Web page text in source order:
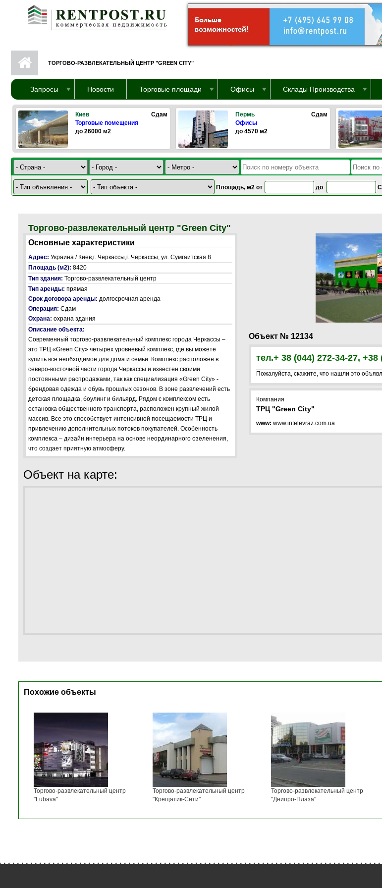
Перейти к основному содержанию
ТОРГОВО-РАЗВЛЕКАТЕЛЬНЫЙ ЦЕНТР "GREEN CITY"
Запросы Новости Торговые площади Офисы Склады Производства
Киев
Сдам
Торговые помещения
до 26000 м2
Пермь
Сдам
Офисы
до 4570 м2
Площадь, м2 от до
Объект № 12134
тел.+ 38 (044) 272-34-27, +38
Пожалуйста, скажите, что нашли это
Компания
ТРЦ "Green City"
www: www.intelevraz.com.ua
Торгово-развлекательный центр "Green City"
Основные характеристики
Адрес: Украина / Киев,г. Черкассы,г. Черкассы, ул. Сумгаитская 8
Площадь (м2): 8420
Тип здания: Торгово-развлекательный центр
Тип аренды: прямая
Срок договора аренды: долгосрочная аренда
Операция: Сдам
Охрана: охрана здания
Описание объекта:
Современный торгово-развлекательный комплекс города Черкассы –
это ТРЦ «Green City» четырех уровневый комплекс, где вы можете
купить все необходимое для дома и семьи. Комплекс расположен в
северо-восточной части города Черкассы и известен своими
постоянными распродажами, так как специализация «Green City» -
брендовая одежда и обувь прошлых сезонов. В зоне развлечений есть
детская площадка, боулинг и бильярд. Рядом с комплексом есть
остановка общественного транспорта, расположен крупный жилой
массив. Все это способствует интенсивной посещаемости ТРЦ и
привлечению дополнительных потоков покупателей. Особенность
комплекса – дизайн интерьера на основе неординарного озеленения,
что создает приятную атмосферу.
Объект на карте:
Похожие объекты
Торгово-развлекательный центр
"Lubava"
Торгово-развлекательный центр
"Крещатик-Сити"
Торгово-развлекательный центр
"Днипро-Плаза"